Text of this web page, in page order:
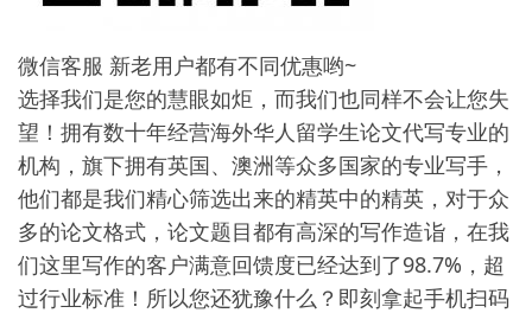
微信客服 新老用户都有不同优惠哟~
选择我们是您的慧眼如炬，而我们也同样不会让您失
望！拥有数十年经营海外华人留学生论文代写专业的
机构，旗下拥有英国、澳洲等众多国家的专业写手，
他们都是我们精心筛选出来的精英中的精英，对于众
多的论文格式，论文题目都有高深的写作造诣，在我
们这里写作的客户满意回馈度已经达到了98.7%，超
过行业标准！所以您还犹豫什么？即刻拿起手机扫码